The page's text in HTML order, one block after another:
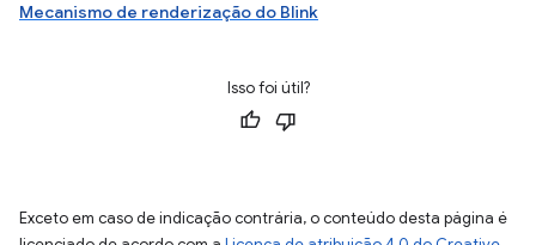
Mecanismo de renderização do Blink
Isso foi útil?
Exceto em caso de indicação contrária, o conteúdo desta página é